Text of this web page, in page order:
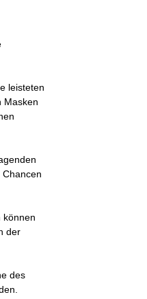
leisteten
Masken
können
der
des